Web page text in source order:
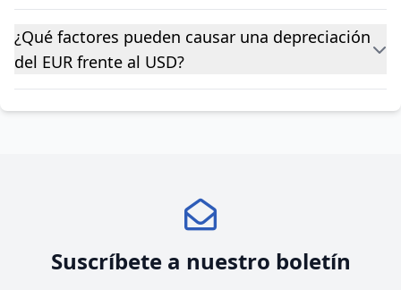
¿Qué factores pueden causar una depreciación
del EUR frente al USD?
Suscríbete a nuestro boletín